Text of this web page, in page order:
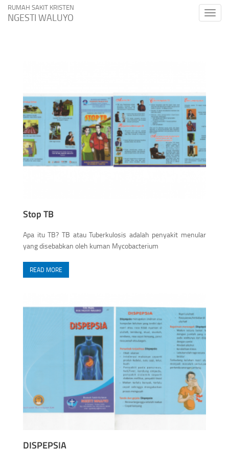
Toggle
RUMAH SAKIT KRISTEN
NGESTI WALUYO
Stop TB
Apa itu TB? TB atau Tuberkulosis adalah penyakit menular
yang disebabkan oleh kuman Mycobacterium
READ MORE
DISPEPSIA